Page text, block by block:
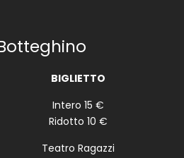
BIGLIETTO
Intero 15 €
Ridotto 10 €
Teatro Ragazzi